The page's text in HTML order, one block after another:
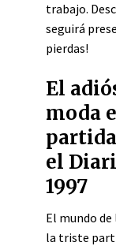
trabajo.
seguirá
pierdas!
El
moda
el
1997
El mundo
la triste